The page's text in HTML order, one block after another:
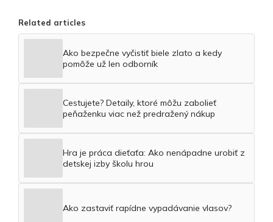
Related articles
Ako bezpečne vyčistiť biele zlato a kedy
pomôže už len odborník
Cestujete? Detaily, ktoré môžu zabolieť
peňaženku viac než predražený nákup
Hra je práca dieťaťa: Ako nenápadne urobiť z
detskej izby školu hrou
Ako zastaviť rapídne vypadávanie vlasov?